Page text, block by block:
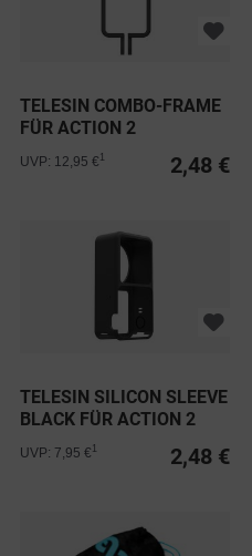
TELESIN COMBO-FRAME
FÜR ACTION 2
2,48 €
UVP: 12,95 € 1
TELESIN SILICON SLEEVE
BLACK FÜR ACTION 2
2,48 €
UVP: 7,95 € 1